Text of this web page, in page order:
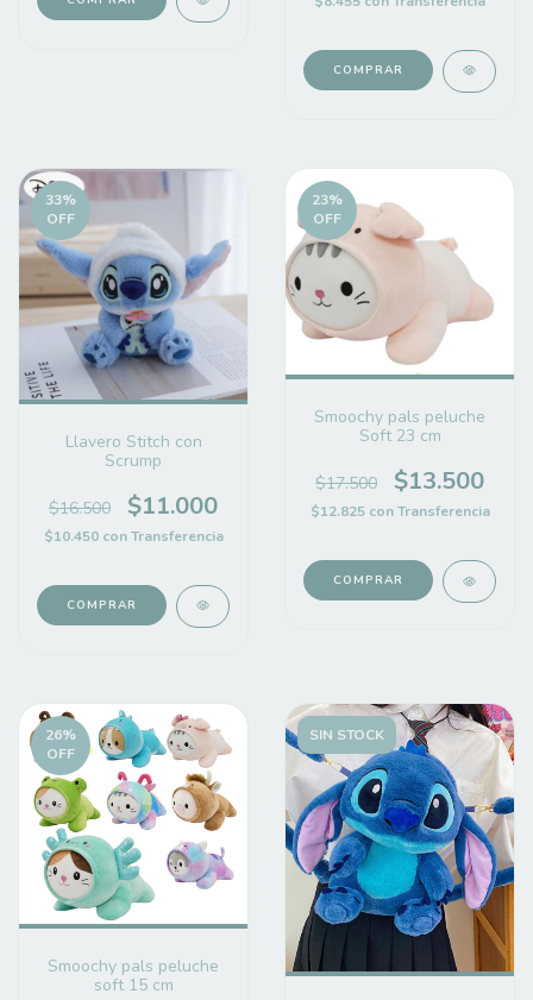
33%
OFF
Llavero Stitch con
Scrump
$16.500 $11.000
$10.450 con Transferencia
23%
OFF
Smoochy pals peluche
Soft 23 cm
$17.500 $13.500
$12.825 con Transferencia
COMPRAR
26%
OFF
Smoochy pals peluche
soft 15 cm
SIN STOCK